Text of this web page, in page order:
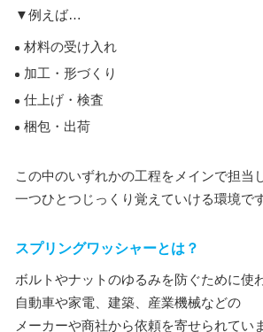
▼例えば…
材料の受け入れ
加工・形づくり
仕上げ・検査
梱包・出荷
この中のいずれかの工程をメインで担当
一つひとつじっくり覚えていける環境です
スプリングワッシャーとは？
ボルトやナットのゆるみを防ぐために使
自動車や家電、建築、産業機械などの
メーカーや商社から依頼を寄せられてい